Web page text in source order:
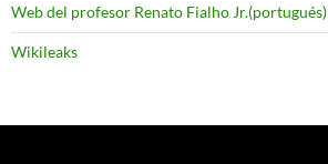
Web del profesor Renato Fialho Jr.(portugués)
Wikileaks